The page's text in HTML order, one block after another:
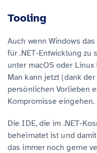
Tooling
Auch wenn Windows
für .NET-Entwicklung zu
unter macOS oder
Man kann jetzt (dank
persönlichen Vorlieben
Kompromisse eingehen.
Die IDE, die im .NET-
beheimatet ist und
das immer noch gerne